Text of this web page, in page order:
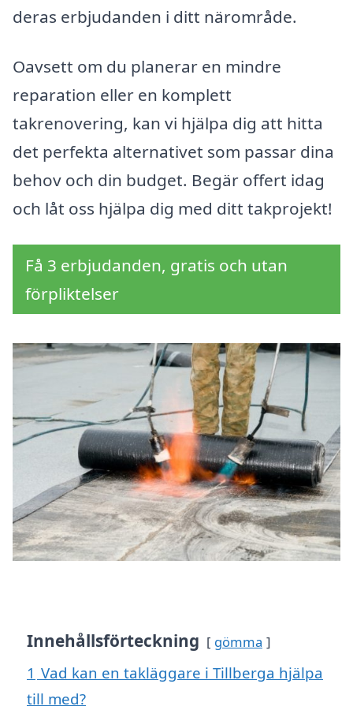
deras erbjudanden i ditt närområde.
Oavsett om du planerar en mindre
reparation eller en komplett
takrenovering, kan vi hjälpa dig att hitta
det perfekta alternativet som passar dina
behov och din budget. Begär offert idag
och låt oss hjälpa dig med ditt takprojekt!
Få 3 erbjudanden, gratis och utan
förpliktelser
Innehållsförteckning gömma
1 Vad kan en takläggare i Tillberga hjälpa
till med?